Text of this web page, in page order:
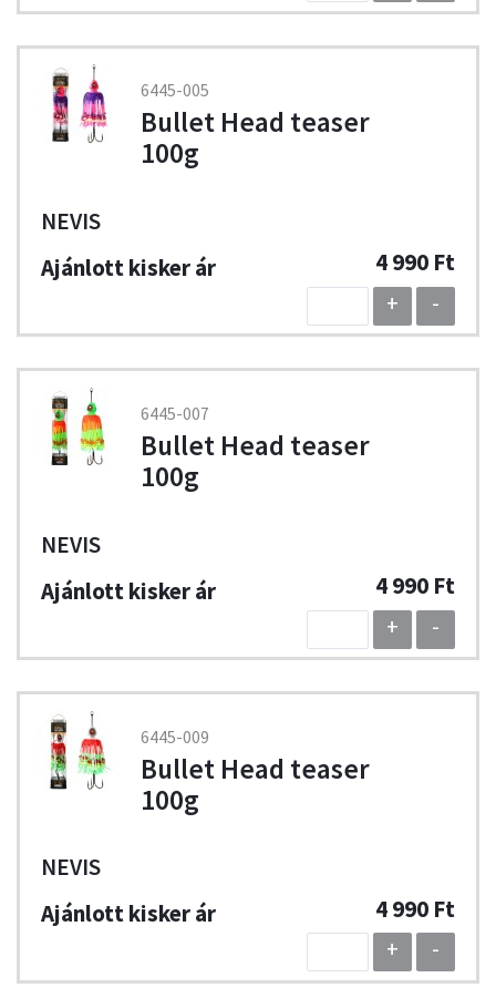
6445-005
Bullet Head teaser
100g
NEVIS
4 990 Ft
+
-
6445-007
Bullet Head teaser
100g
NEVIS
4 990 Ft
+
-
6445-009
Bullet Head teaser
100g
NEVIS
4 990 Ft
+
-